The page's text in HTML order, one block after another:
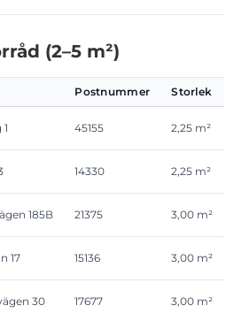
(2–5 m²)
Postnummer Storlek
45155 2,25 m²
14330 2,25 m²
185B 21375 3,00 m²
17 15136 3,00 m²
30 17677 3,00 m²